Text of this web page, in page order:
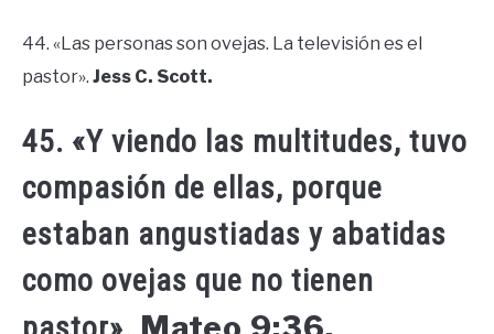
44. «Las personas son ovejas. La televisión es el
pastor». Jess C. Scott.
45. «Y viendo las multitudes, tuvo
compasión de ellas, porque
estaban angustiadas y abatidas
como ovejas que no tienen